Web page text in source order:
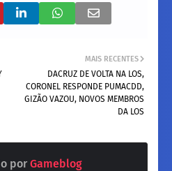
MAIS RECENTES
DACRUZ DE VOLTA NA LOS,
CORONEL RESPONDE PUMACDD,
GIZÃO VAZOU, NOVOS MEMBROS
DA LOS
por Gameblog